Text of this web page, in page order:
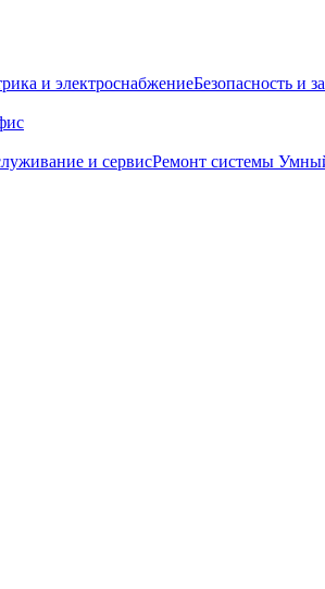
и электроснабжениеБезопасность и
и сервисРемонт системы